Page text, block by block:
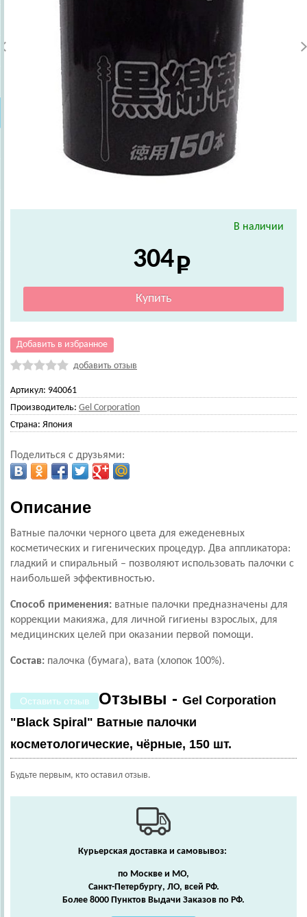
В наличии
304
Добавить в избранное
добавить отзыв
Артикул: 940061
Производитель: Gel Corporation
Страна: Япония
Поделиться с друзьями:
Описание
Ватные палочки черного цвета для ежеденевных
косметических и гигенических процедур. Два аппликатора:
гладкий и спиральный – позволяют использовать палочки с
наибольшей эффективностью.
Способ применения: ватные палочки предназначены для
коррекции макияжа, для личной гигиены взрослых, для
медицинских целей при оказании первой помощи.
Состав: палочка (бумага), вата (хлопок 100%).
Оставить отзыв Отзывы - Gel Corporation
"Black Spiral" Ватные палочки
косметологические, чёрные, 150 шт.
Будьте первым, кто оставил отзыв.
Курьерская доставка и самовывоз:
по Москве и МО,
Санкт-Петербургу, ЛО, всей РФ.
Более 8000 Пунктов Выдачи Заказов по РФ.